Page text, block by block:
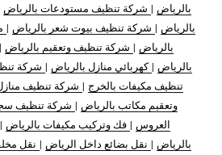
بالرياض | شركة تنظيف مستودعات بالرياض
بالرياض | شركة تنظيف بيوت شعر بالرياض |
بالرياض | شركة تنظيف وتعقيم بالرياض |
بالرياض |كهربائي منازل بالرياض | شركة
تنظيف مكيفات بالخرج | شركة تنظيف
وتعقيم مكاتب بالرياض | شركة تنظيف
العروس | فك وتركيب مكيفات بالرياض |
بالرياض | نقل بضائع داخل الرياض | نقل